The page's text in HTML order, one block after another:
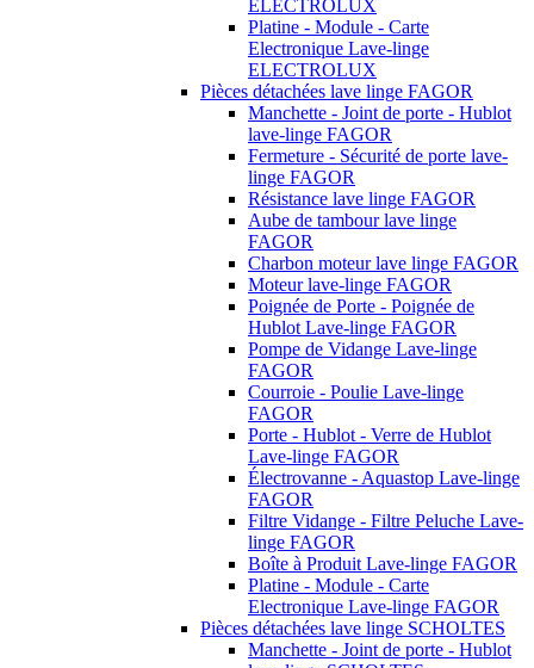
ELECTROLUX
Platine - Module - Carte
Electronique Lave-linge
ELECTROLUX
Pièces détachées lave linge FAGOR
Manchette - Joint de porte - Hublot
lave-linge FAGOR
Fermeture - Sécurité de porte lave-
linge FAGOR
Résistance lave linge FAGOR
Aube de tambour lave linge
FAGOR
Charbon moteur lave linge FAGOR
Moteur lave-linge FAGOR
Poignée de Porte - Poignée de
Hublot Lave-linge FAGOR
Pompe de Vidange Lave-linge
FAGOR
Courroie - Poulie Lave-linge
FAGOR
Porte - Hublot - Verre de Hublot
Lave-linge FAGOR
Électrovanne - Aquastop Lave-linge
FAGOR
Filtre Vidange - Filtre Peluche Lave-
linge FAGOR
Boîte à Produit Lave-linge FAGOR
Platine - Module - Carte
Electronique Lave-linge FAGOR
Pièces détachées lave linge SCHOLTES
Manchette - Joint de porte - Hublot